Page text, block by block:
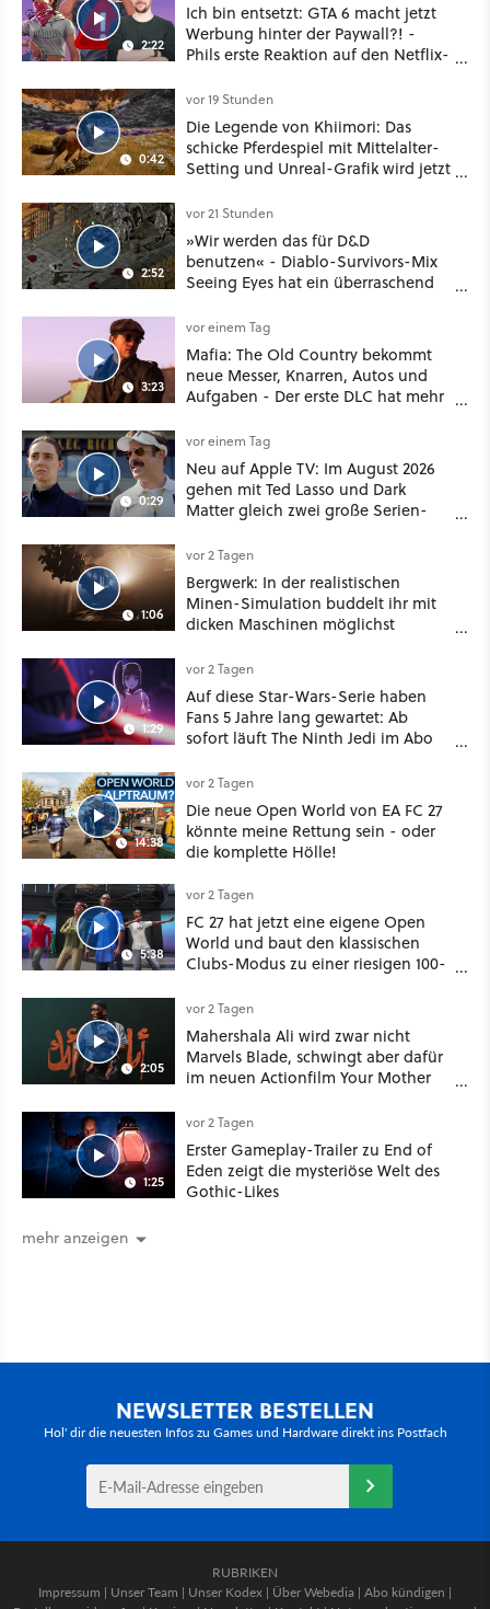
2:22
Ich bin entsetzt: GTA 6 macht jetzt
Werbung hinter der Paywall?! -
Phils erste Reaktion auf den Netflix-
0:42
vor 19 Stunden
Die Legende von Khiimori: Das
schicke Pferdespiel mit Mittelalter-
Setting und Unreal-Grafik wird jetzt
2:52
vor 21 Stunden
»Wir werden das für D&D
benutzen« - Diablo-Survivors-Mix
Seeing Eyes hat ein überraschend
3:23
vor einem Tag
Mafia: The Old Country bekommt
neue Messer, Knarren, Autos und
Aufgaben - Der erste DLC hat mehr
0:29
vor einem Tag
Neu auf Apple TV: Im August 2026
gehen mit Ted Lasso und Dark
Matter gleich zwei große Serien-
1:06
vor 2 Tagen
Bergwerk: In der realistischen
Minen-Simulation buddelt ihr mit
dicken Maschinen möglichst
1:29
vor 2 Tagen
Auf diese Star-Wars-Serie haben
Fans 5 Jahre lang gewartet: Ab
sofort läuft The Ninth Jedi im Abo
14:38
vor 2 Tagen
Die neue Open World von EA FC 27
könnte meine Rettung sein - oder
die komplette Hölle!
5:38
vor 2 Tagen
FC 27 hat jetzt eine eigene Open
World und baut den klassischen
Clubs-Modus zu einer riesigen 100-
2:05
vor 2 Tagen
Mahershala Ali wird zwar nicht
Marvels Blade, schwingt aber dafür
im neuen Actionfilm Your Mother
Schwert
1:25
vor 2 Tagen
Erster Gameplay-Trailer zu End of
Eden zeigt die mysteriöse Welt des
Gothic-Likes
mehr anzeigen
NEWSLETTER BESTELLEN
Hol' dir die neuesten Infos zu Games und Hardware direkt ins Postfach
RUBRIKEN
Impressum | Unser Team | Unser Kodex | Über Webedia | Abo kündigen |